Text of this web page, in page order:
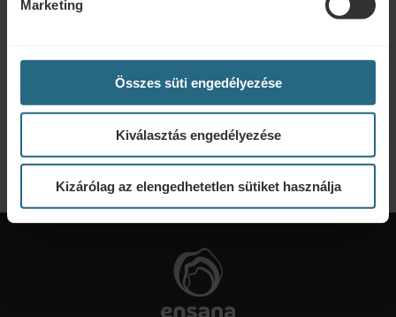
Marketing
Összes süti engedélyezése
Kiválasztás engedélyezése
Kizárólag az elengedhetetlen sütiket használja
Lépjen velünk kapcsolatba az alábbi link segítségével, hogy a lehető
legjobb ajánlatot készíthessük Önnek. Szívesen megosztunk minden további
KÉRJEN AJÁNLATOT